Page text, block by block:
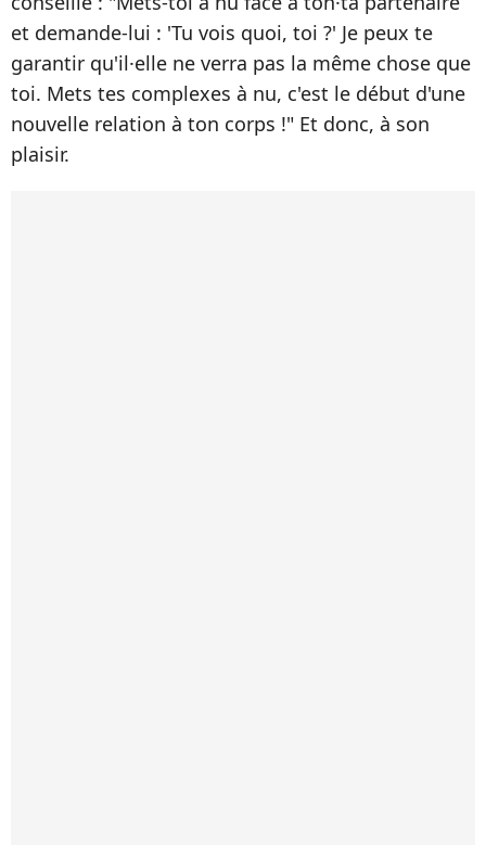
et demande-lui : 'Tu vois quoi, toi ?' Je peux te
garantir qu'il·elle ne verra pas la même chose que
toi. Mets tes complexes à nu, c'est le début d'une
nouvelle relation à ton corps !" Et donc, à son
plaisir.